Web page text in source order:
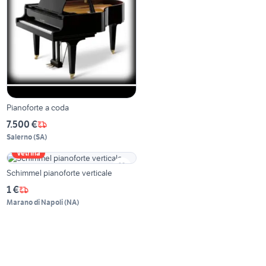
Pianoforte a coda
7.500 €
Salerno(SA)
Vetrina
Schimmel pianoforte verticale
1 €
Marano di Napoli(NA)